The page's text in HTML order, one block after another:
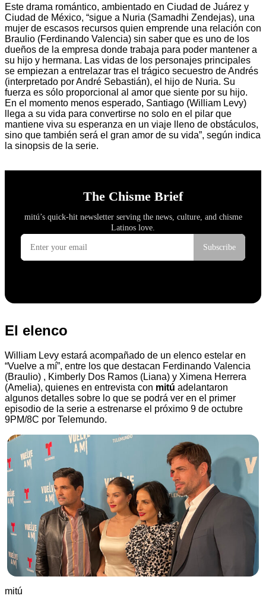
Este drama romántico, ambientado en Ciudad de Juárez y
Ciudad de México, “sigue a Nuria (Samadhi Zendejas), una
mujer de escasos recursos quien emprende una relación con
Braulio (Ferdinando Valencia) sin saber que es uno de los
dueños de la empresa donde trabaja para poder mantener a
su hijo y hermana. Las vidas de los personajes principales
se empiezan a entrelazar tras el trágico secuestro de Andrés
(interpretado por André Sebastián), el hijo de Nuria. Su
fuerza es sólo proporcional al amor que siente por su hijo.
En el momento menos esperado, Santiago (William Levy)
llega a su vida para convertirse no solo en el pilar que
mantiene viva su esperanza en un viaje lleno de obstáculos,
sino que también será el gran amor de su vida”, según indica
la sinopsis de la serie.
El elenco
William Levy estará acompañado de un elenco estelar en
“Vuelve a mí”, entre los que destacan Ferdinando Valencia
(Braulio) , Kimberly Dos Ramos (Liana) y Ximena Herrera
(Amelia), quienes en entrevista con mitú adelantaron
algunos detalles sobre lo que se podrá ver en el primer
episodio de la serie a estrenarse el próximo 9 de octubre
9PM/8C por Telemundo.
mitú